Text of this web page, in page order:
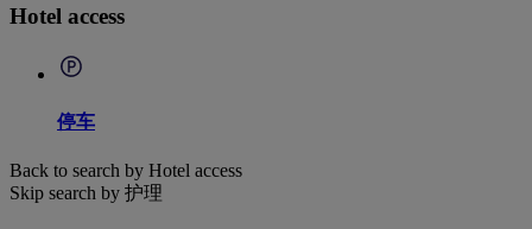
Hotel access
停车
Back to search by Hotel access
Skip search by 护理